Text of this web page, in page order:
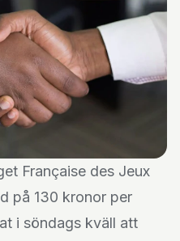
Française des Jeux
på 130 kronor per
i söndags kväll att